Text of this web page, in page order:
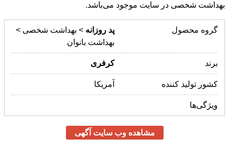
بهداشت شخصی در سایت موجود می‌باشد.
گروه محصول پد روزانه > بهداشت شخصی >
بهداشت بانوان
برند کرفری
کشور تولید کننده آمریکا
ویژگی‌ها
مشاهده وب سایت آگهی